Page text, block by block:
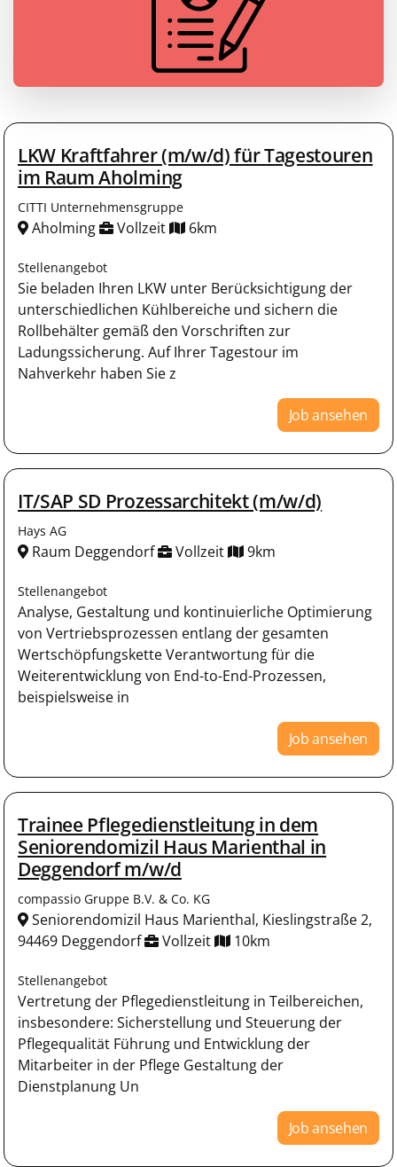
LKW Kraftfahrer (m/w/d) für Tagestouren
im Raum Aholming
CITTI Unternehmensgruppe
Aholming Vollzeit 6km
Stellenangebot
Sie beladen Ihren LKW unter Berücksichtigung der
unterschiedlichen Kühlbereiche und sichern die
Rollbehälter gemäß den Vorschriften zur
Ladungssicherung. Auf Ihrer Tagestour im
Nahverkehr haben Sie z
Job ansehen
IT/SAP SD Prozessarchitekt (m/w/d)
Hays AG
Raum Deggendorf Vollzeit 9km
Stellenangebot
Analyse, Gestaltung und kontinuierliche Optimierung
von Vertriebsprozessen entlang der gesamten
Wertschöpfungskette Verantwortung für die
Weiterentwicklung von End-to-End-Prozessen,
beispielsweise in
Job ansehen
Trainee Pflegedienstleitung in dem
Seniorendomizil Haus Marienthal in
Deggendorf m/w/d
compassio Gruppe B.V. & Co. KG
Seniorendomizil Haus Marienthal, Kieslingstraße 2,
94469 Deggendorf
Vollzeit 10km
Stellenangebot
Vertretung der Pflegedienstleitung in Teilbereichen,
insbesondere: Sicherstellung und Steuerung der
Pflegequalität Führung und Entwicklung der
Mitarbeiter in der Pflege Gestaltung der
Dienstplanung Un
Job ansehen